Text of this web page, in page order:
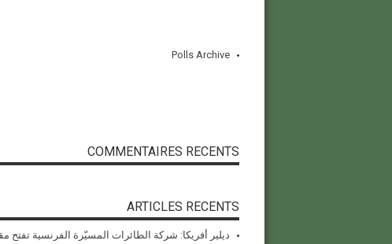
Polls Archive
COMMENTAIRES RECENTS
ARTICLES RECENTS
ديلير أفريكا: شركة الطائرات المسيّرة الفرنسية تفتح